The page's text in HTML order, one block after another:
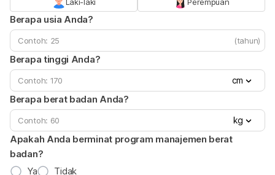
Berapa usia Anda?
(tahun)
Berapa tinggi Anda?
cm
Berapa berat badan Anda?
kg
Apakah Anda berminat program manajemen berat
badan?
Ya
Tidak